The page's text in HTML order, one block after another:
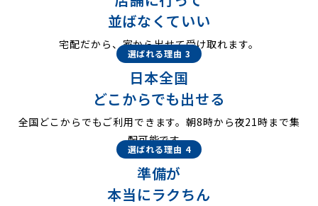
並ばなくていい
宅配だから、家から出せて受け取れます。
選ばれる理由 3
日本全国
どこからでも出せる
全国どこからでもご利用できます。朝8時から夜21時まで集
配可能です。
選ばれる理由 4
準備が
本当にラクちん